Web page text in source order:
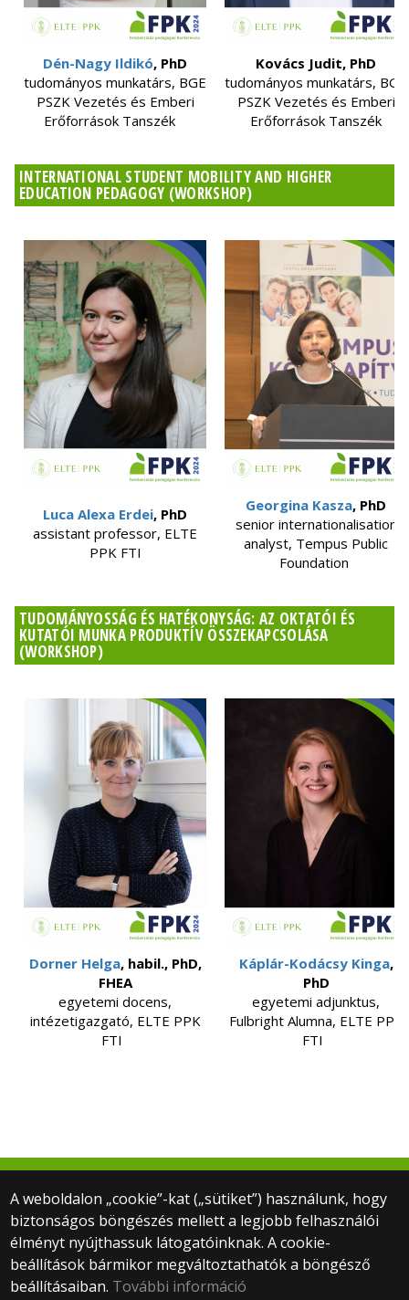
Dén-Nagy Ildikó, PhD
tudományos munkatárs, BGE
PSZK Vezetés és Emberi
Erőforrások Tanszék
Kovács Judit, PhD
tudományos munkatárs, BGE
PSZK Vezetés és Emberi
Erőforrások Tanszék
INTERNATIONAL STUDENT MOBILITY AND HIGHER
EDUCATION PEDAGOGY (WORKSHOP)
Luca Alexa Erdei, PhD
assistant professor, ELTE
PPK FTI
Georgina Kasza, PhD
senior internationalisation
analyst, Tempus Public
Foundation
TUDOMÁNYOSSÁG ÉS HATÉKONYSÁG: AZ OKTATÓI ÉS
KUTATÓI MUNKA PRODUKTÍV ÖSSZEKAPCSOLÁSA
(WORKSHOP)
Dorner Helga, habil., PhD,
FHEA
egyetemi docens,
intézetigazgató, ELTE PPK
FTI
Káplár-Kodácsy Kinga,
PhD
egyetemi adjunktus,
Fulbright Alumna, ELTE PPK
FTI
A weboldalon „cookie”-kat („sütiket”) használunk, hogy
biztonságos böngészés mellett a legjobb felhasználói
élményt nyújthassuk látogatóinknak. A cookie-
beállítások bármikor megváltoztathatók a böngésző
beállításaiban. További információ
© 2022 ELTE PPK Felnőttképzés-kutatási és
Tudásmenedzsment Intézet
1075 Budapest, Kazinczy u. 23-27., IV. emelet
+36 1 461 4500 mellék: 3854
fti@ppk.elte.hu